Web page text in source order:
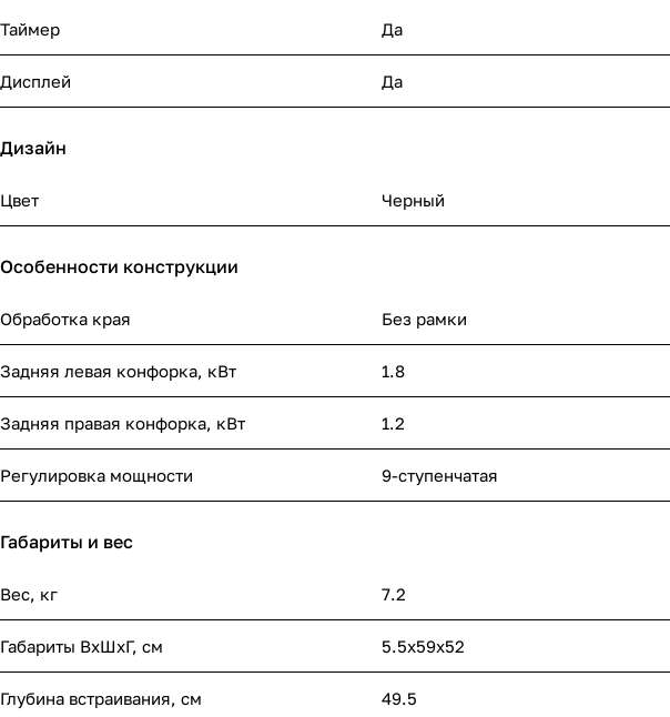
Таймер Да
Дисплей Да
Дизайн
Цвет Черный
Особенности конструкции
Обработка края Без рамки
Задняя левая конфорка, кВт 1.8
Задняя правая конфорка, кВт 1.2
Регулировка мощности 9-ступенчатая
Габариты и вес
Вес, кг 7.2
Габариты ВхШхГ, cм 5.5x59x52
Глубина встраивания, см 49.5